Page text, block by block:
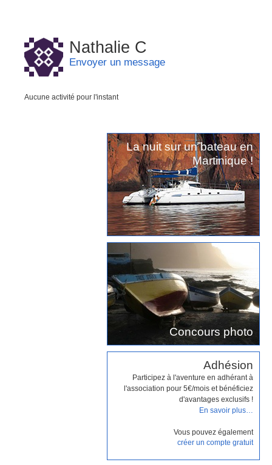
Nathalie C
Envoyer un message
Aucune activité pour l'instant
La nuit sur un bateau en
Martinique !
Concours photo
Adhésion
Participez à l'aventure en adhérant à
l'association pour 5€/mois et bénéficiez
d'avantages exclusifs !
En savoir plus…
Vous pouvez également
créer un compte gratuit